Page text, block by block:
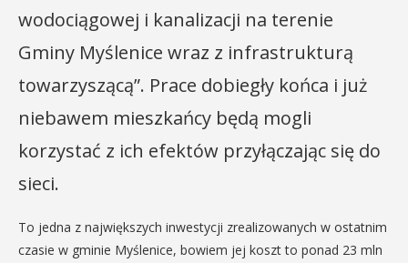
wodociągowej i kanalizacji na terenie
Gminy Myślenice wraz z infrastrukturą
towarzyszącą”. Prace dobiegły końca i już
niebawem mieszkańcy będą mogli
korzystać z ich efektów przyłączając się do
sieci.
To jedna z największych inwestycji zrealizowanych w ostatnim
czasie w gminie Myślenice, bowiem jej koszt to ponad 23 mln